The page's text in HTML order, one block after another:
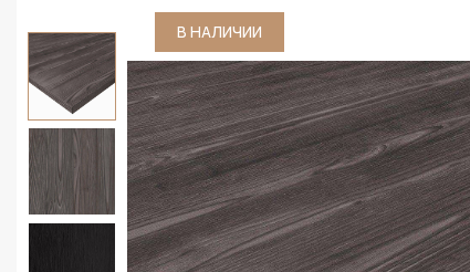
В НАЛИЧИИ